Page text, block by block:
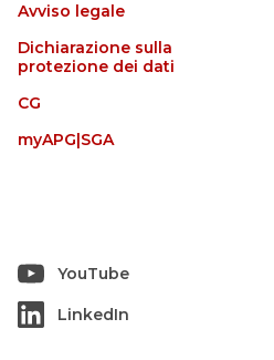
Avviso legale
Dichiarazione sulla
protezione dei dati
CG
myAPG|SGA
YouTube
LinkedIn